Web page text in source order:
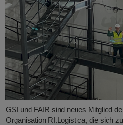
GSI und FAIR sind neues Mitglied
Organisation RI.Logistica, die sich